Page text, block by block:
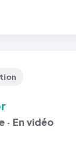
· En vidéo